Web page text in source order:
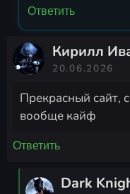
Ответить
Кирилл
20.06.2026
Прекрасный сайт,
вообще кайф
Ответить
Dark